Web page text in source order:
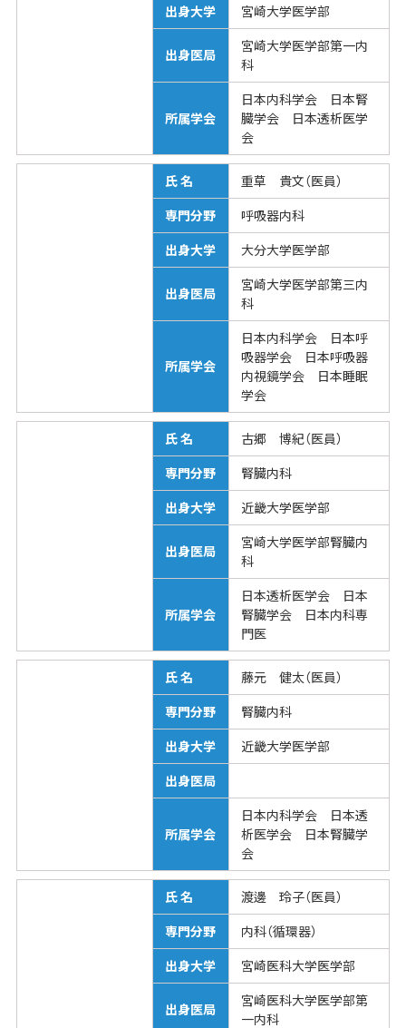
出身大学
宮崎大学医学部
出身医局
宮崎大学医学部第一内
科
所属学会
日本内科学会 日本腎
臓学会 日本透析医学
会
氏 名
重草 貴文（医員）
専門分野
呼吸器内科
出身大学
大分大学医学部
出身医局
宮崎大学医学部第三内
科
所属学会
日本内科学会 日本呼
吸器学会 日本呼吸器
内視鏡学会 日本睡眠
学会
氏 名
古郷 博紀（医員）
専門分野
腎臓内科
出身大学
近畿大学医学部
出身医局
宮崎大学医学部腎臓内
科
所属学会
日本透析医学会 日本
腎臓学会 日本内科専
門医
氏 名
藤元 健太（医員）
専門分野
腎臓内科
出身大学
近畿大学医学部
出身医局
所属学会
日本内科学会 日本透
析医学会 日本腎臓学
会
氏 名
渡邊 玲子（医員）
専門分野
内科（循環器）
出身大学
宮崎医科大学医学部
出身医局
宮崎医科大学医学部第
一内科